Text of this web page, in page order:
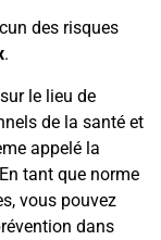
des risques
.
le lieu de
de la santé et
appelé la
tant que norme
vous pouvez
dans